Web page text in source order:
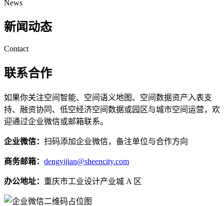
News
新闻动态
Contact
联系合作
如果你关注空间智能、空间语义地图、空间数据资产入表支
持、融资协同、低空经济空间数据或园区与城市空间运营，欢
迎通过企业微信或邮箱联系。
企业微信： 扫码添加企业微信，备注单位与合作方向
商务邮箱： dengyijian@sheencity.com
办公地址： 重庆市工业设计产业城 A 区